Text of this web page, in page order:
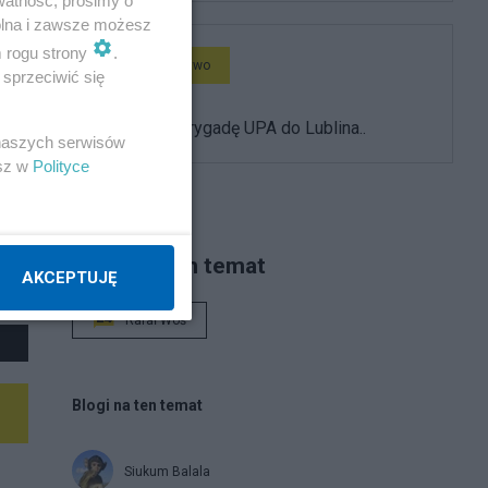
Społeczeństwo
Zaprośmy brygadę UPA do Lublina..
Piszą na ten temat
Rafał Woś
Blogi na ten temat
Siukum Balala
i zawsze możesz
rogu strony
.
się
serwisów
w Polityce
AKCEPTUJĘ